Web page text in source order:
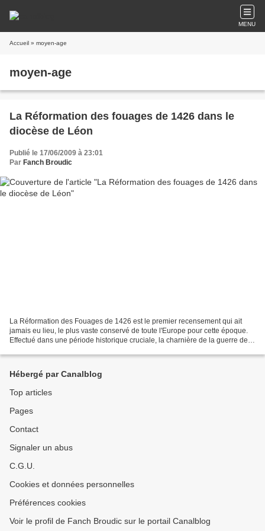
MENU
Accueil » moyen-age
moyen-age
La Réformation des fouages de 1426 dans le
diocèse de Léon
Publié le 17/06/2009 à 23:01
Par Fanch Broudic
La Réformation des Fouages de 1426 est le premier recensement qui ait
jamais eu lieu, le plus vaste conservé de toute l'Europe pour cette époque.
Effectué dans une période historique cruciale, la charnière de la guerre de
Hébergé par Canalblog
Top articles
Pages
Contact
Signaler un abus
C.G.U.
Cookies et données personnelles
Préférences cookies
Voir le profil de Fanch Broudic sur le portail Canalblog